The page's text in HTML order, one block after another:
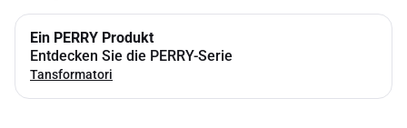
Ein PERRY Produkt
Entdecken Sie die PERRY-Serie
Tansformatori